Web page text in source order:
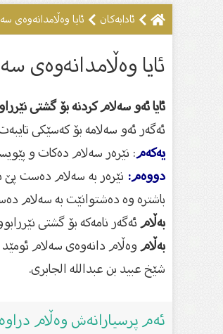
ئادابەکان ئایا وەڵامدانەوەی
ئایا وەڵامدانەوەی
ئایا ئەو سەلام كردنە بۆ گشتی
ئەگەر ئەو سەلامە بۆ كەسێكی
یەكەم: نێرەر سەلام دەكات و
دووەم: نێرەر بە سەلام دەست پێ
باشترە وە دەشتوانێت بە سەلام
بەڵامئەگەر نامەكە بۆ گشتی
بەڵاموەڵام دانەوەی سەلام ئومێد
شێخ عبید بن عبدالله الجابری.
ئەم پرسیارانەش وەڵام